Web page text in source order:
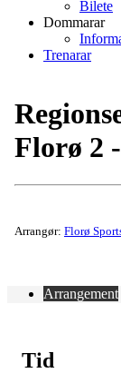
Bilete
Dommarar
Trenarar
Florø 2
Arrangør: Florø
Arrangement
Tid